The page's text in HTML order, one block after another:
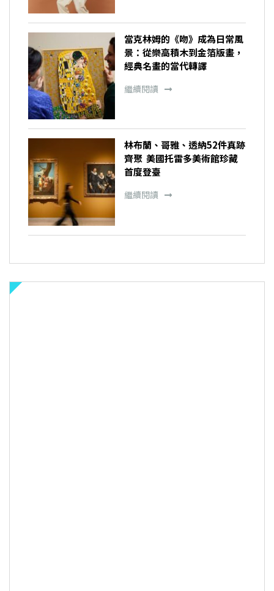
當克林姆的《吻》成為日常風
景：從樂高積木到金箔版畫，
經典名畫的當代轉譯
繼續閱讀
林布蘭、哥雅、透納52件真跡
齊聚 美國托雷多美術館珍藏
首度登臺
繼續閱讀